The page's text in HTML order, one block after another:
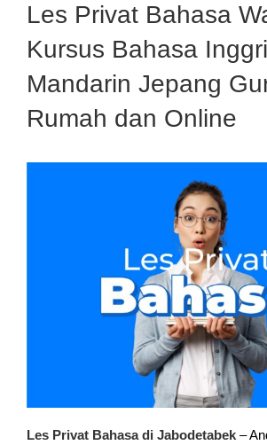
Les Privat Bahasa
Kursus Bahasa
Mandarin Jepang
Rumah dan Online
Les Privat Bahasa di Jabodetabek –